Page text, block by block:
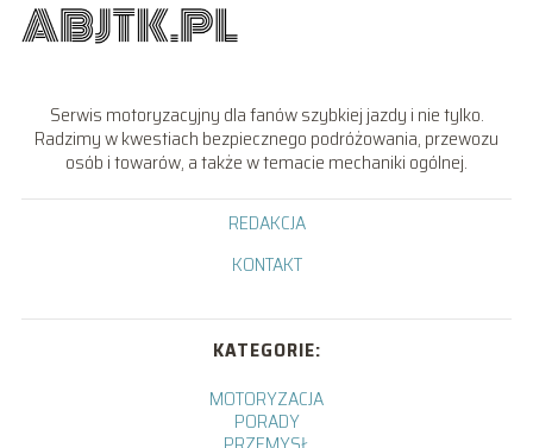
Serwis motoryzacyjny dla fanów szybkiej jazdy i nie tylko.
Radzimy w kwestiach bezpiecznego podróżowania, przewozu
osób i towarów, a także w temacie mechaniki ogólnej.
REDAKCJA
KONTAKT
KATEGORIE:
MOTORYZACJA
PORADY